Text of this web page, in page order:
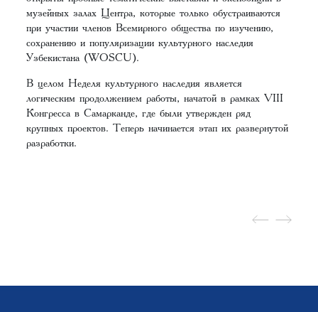
музейных залах Центра, которые только обустраиваются
при участии членов Всемирного общества по изучению,
сохранению и популяризации культурного наследия
Узбекистана (WOSCU).
В целом Неделя культурного наследия является
логическим продолжением работы, начатой в рамках VIII
Конгресса в Самарканде, где были утвержден ряд
крупных проектов. Теперь начинается этап их развернутой
разработки.